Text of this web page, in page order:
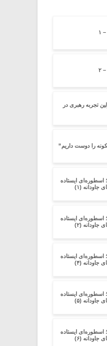
۱
۲
تجربه رهبری در
را دوست داریم”
اسطوره‌ای ایستاده
جاودانه (۱)
اسطوره‌ای ایستاده
جاودانه (۲)
اسطوره‌ای ایستاده
جاودانه (۴)
اسطوره‌ای ایستاده
جاودانه (۵)
اسطوره‌ای ایستاده
جاودانه (۶)